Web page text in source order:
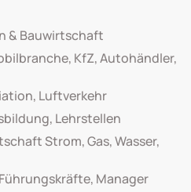
& Bauwirtschaft
KfZ, Autohändler,
Luftverkehr
Lehrstellen
Strom, Gas, Wasser,
Manager